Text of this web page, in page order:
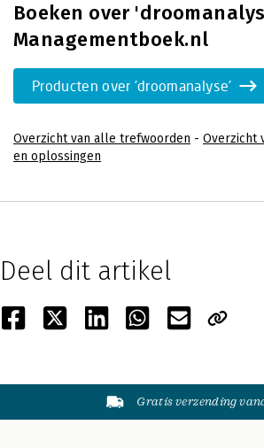
Boeken over
Managementboek.nl
Producten over 'droomanalyse'
Overzicht van alle trefwoorden - Overzicht
en oplossingen
Deel dit artikel
Gratis verzending